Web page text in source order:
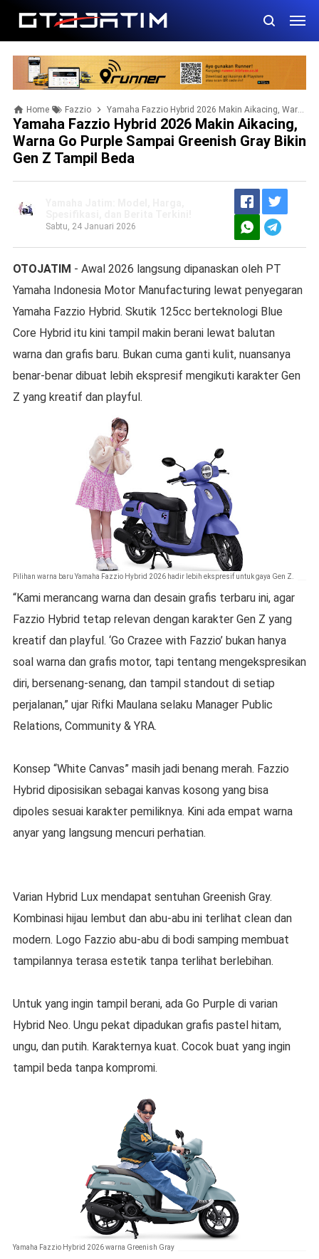
Home Fazzio Yamaha Fazzio Hybrid 2026 Makin Aikacing, Warna Go Purple sampai Greenish Gray Bikin Gen Z Tampil Beda
Yamaha Fazzio Hybrid 2026 Makin Aikacing,
Warna Go Purple Sampai Greenish Gray Bikin
Gen Z Tampil Beda
Sabtu, 24 Januari 2026
OTOJATIM - Awal 2026 langsung dipanaskan oleh PT
Yamaha Indonesia Motor Manufacturing lewat penyegaran
Yamaha Fazzio Hybrid. Skutik 125cc berteknologi Blue
Core Hybrid itu kini tampil makin berani lewat balutan
warna dan grafis baru. Bukan cuma ganti kulit, nuansanya
benar-benar dibuat lebih ekspresif mengikuti karakter Gen
Z yang kreatif dan playful.
Pilihan warna baru Yamaha Fazzio Hybrid 2026 hadir lebih ekspresif untuk gaya Gen Z.
“Kami merancang warna dan desain grafis terbaru ini, agar
Fazzio Hybrid tetap relevan dengan karakter Gen Z yang
kreatif dan playful. ‘Go Crazee with Fazzio’ bukan hanya
soal warna dan grafis motor, tapi tentang mengekspresikan
diri, bersenang-senang, dan tampil standout di setiap
perjalanan,” ujar Rifki Maulana selaku Manager Public
Relations, Community & YRA.
Konsep “White Canvas” masih jadi benang merah. Fazzio
Hybrid diposisikan sebagai kanvas kosong yang bisa
dipoles sesuai karakter pemiliknya. Kini ada empat warna
anyar yang langsung mencuri perhatian.
Varian Hybrid Lux mendapat sentuhan Greenish Gray.
Kombinasi hijau lembut dan abu-abu ini terlihat clean dan
modern. Logo Fazzio abu-abu di bodi samping membuat
tampilannya terasa estetik tanpa terlihat berlebihan.
Untuk yang ingin tampil berani, ada Go Purple di varian
Hybrid Neo. Ungu pekat dipadukan grafis pastel hitam,
ungu, dan putih. Karakternya kuat. Cocok buat yang ingin
tampil beda tanpa kompromi.
Yamaha Fazzio Hybrid 2026 warna Greenish Gray